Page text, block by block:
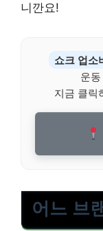
니깐요!
쇼크 업소
운
지금 클릭
어느 브